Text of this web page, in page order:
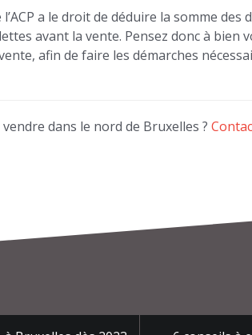
a le droit de déduire la somme
avant la vente. Pensez donc à bien
afin de faire les démarches
dans le nord de Bruxelles ?